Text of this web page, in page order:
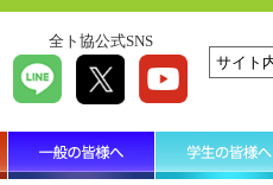
全ト協公式SNS